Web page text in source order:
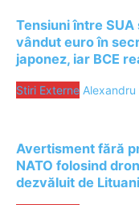
Tensiuni între SUA
vândut euro în
japonez, iar BCE
Stiri Externe Alexandru
Avertisment fără
NATO folosind
dezvăluit de